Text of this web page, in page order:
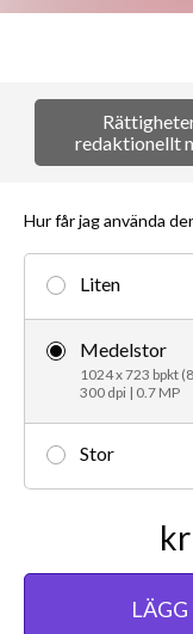
redaktionellt
Hur får jag använda
Liten
Medelstor
1024 x 723 bpkt
300 dpi | 0.7 MP
Stor